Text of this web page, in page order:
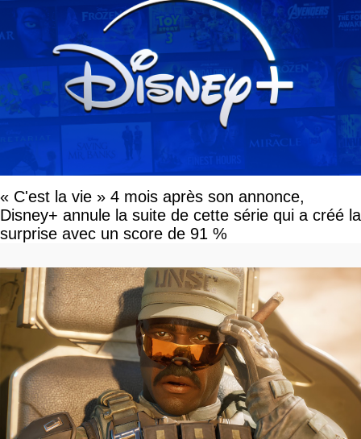
« C'est la vie » 4 mois après son annonce,
Disney+ annule la suite de cette série qui a créé la
surprise avec un score de 91 %